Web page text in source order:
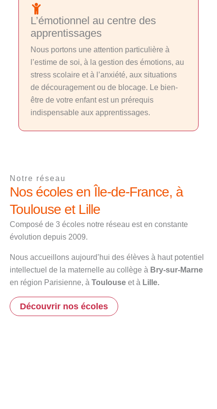
L’émotionnel au centre des
apprentissages
Nous portons une attention particulière à
l’estime de soi, à la gestion des émotions, au
stress scolaire et à l’anxiété, aux situations
de découragement ou de blocage. Le bien-
être de votre enfant est un prérequis
indispensable aux apprentissages.
Notre réseau
Nos écoles en Île-de-France, à
Toulouse et Lille
Composé de 3 écoles notre réseau est en constante
évolution depuis 2009.
Nous accueillons aujourd’hui des élèves à haut potentiel
intellectuel de la maternelle au collège à Bry-sur-Marne
en région Parisienne, à Toulouse et à Lille.
Découvrir nos écoles